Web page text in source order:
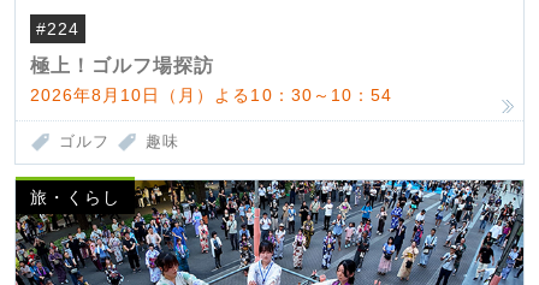
#224
極上！ゴルフ場探訪
2026年8月10日（月）よる10：30～10：54
ゴルフ 趣味
旅・くらし